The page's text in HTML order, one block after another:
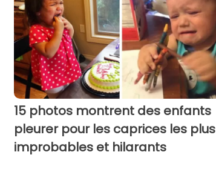
15 photos montrent des enfants
pleurer pour les caprices les plus
improbables et hilarants